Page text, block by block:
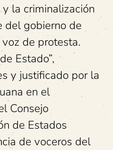
la criminalización
del gobierno de
de protesta.
Estado”,
y justificado por la
en el
Consejo
de Estados
de voceros del